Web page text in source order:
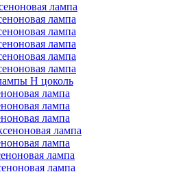
лампа
лампа
лампа
лампа
лампа
лампа
Н цоколь
лампа
лампа
лампа
лампа
лампа
лампа
лампа